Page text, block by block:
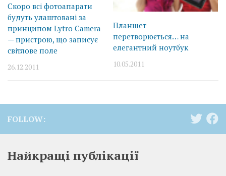
Скоро всі фотоапарати
будуть улаштовані за
принципом Lytro Camera
— пристрою, що записує
світлове поле
26.12.2011
Планшет
перетворюється… на
елегантний ноутбук
10.05.2011
FOLLOW:
Найкращі публікації